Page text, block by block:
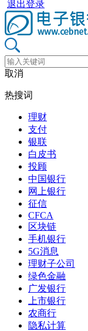
退出登录
取消
热搜词
理财
支付
银联
白皮书
投顾
中国银行
网上银行
征信
CFCA
区块链
手机银行
5G消息
理财子公司
绿色金融
广发银行
上市银行
农商行
隐私计算